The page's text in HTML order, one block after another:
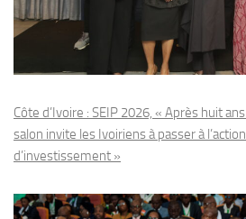
Côte d’Ivoire : SEIP 2026, « Après huit
salon invite les Ivoiriens à passer à
d’investissement »